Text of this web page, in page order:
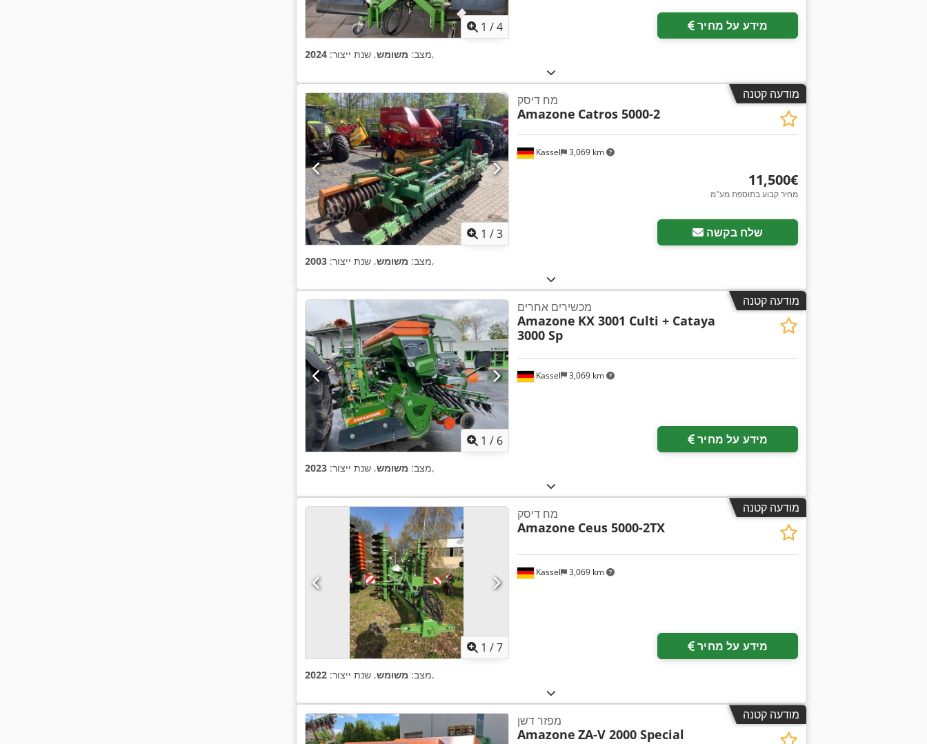
1 /4 מידע על מחיר
מצב: משומש, שנת ייצור: 2024 ,
מודעה קטנה
1 /3
Kassel 3,069 km
מח דיסק
Amazone Catros 5000-2
‏11,500 ‏€
מחיר קבוע בתוספת מע"מ
שלח בקשה
מצב: משומש, שנת ייצור: 2003 ,
מודעה קטנה
1 / 6
Kassel 3,069 km
מכשירים אחרים
Amazone KX 3001 Culti + Cataya
3000 Sp
מידע על מחיר
מצב: משומש, שנת ייצור: 2023 ,
מודעה קטנה
1 /7
Kassel 3,069 km
מח דיסק
Amazone Ceus 5000-2TX
מידע על מחיר
מצב: משומש, שנת ייצור: 2022 ,
מודעה קטנה מפזר דשן
Amazone ZA-V 2000 Special